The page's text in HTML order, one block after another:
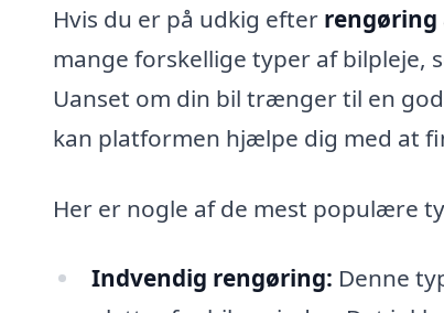
Hvis du er på udkig efter rengøring
mange forskellige typer af bilpleje,
Uanset om din bil trænger til en
kan platformen hjælpe dig med at
Her er nogle af de mest populære
Indvendig rengøring: Denne